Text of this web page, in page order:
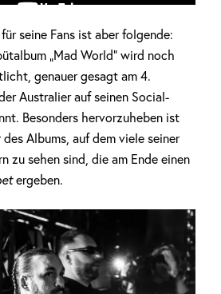
seine Fans ist aber folgende:
„Mad World“ wird noch
genauer gesagt am 4.
Australier auf seinen Social-
Besonders hervorzuheben ist
Albums, auf dem viele seiner
zu sehen sind, die am Ende einen
ergeben.